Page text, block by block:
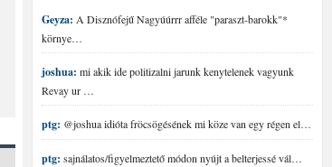
Geyza: A Disznófejű Nagyúúrrr afféle "paraszt-barokk"*
környe…
joshua: mi akik ide politizalni jarunk kenytelenek vagyunk
Revay ur …
ptg: @joshua idióta fröcsögésének mi köze van egy régen el…
ptg: sajnálatos/figyelmeztető módon nyújt a belterjessé vál…